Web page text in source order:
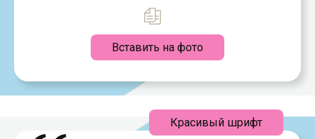
Вставить на фото
Красивый шрифт